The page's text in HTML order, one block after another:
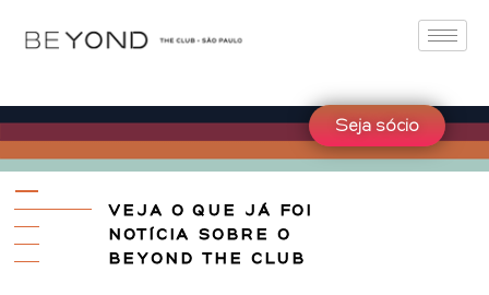
Seja sócio
VEJA O QUE JÁ FOI
NOTÍCIA SOBRE O
BEYOND THE CLUB